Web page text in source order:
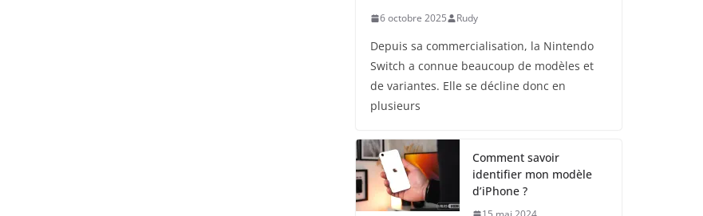
6 octobre 2025 Rudy
Depuis sa commercialisation, la Nintendo
Switch a connue beaucoup de modèles et
de variantes. Elle se décline donc en
plusieurs
Comment savoir
identifier mon modèle
d’iPhone ?